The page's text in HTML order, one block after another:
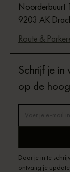
Noorderbuurt
9203 AK
Route &
Schrijf je
op de
Door je in te
ontvang je